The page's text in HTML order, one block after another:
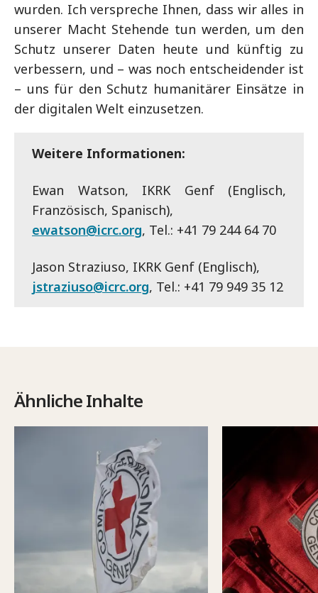
wurden. Ich verspreche Ihnen, dass wir alles in
unserer Macht Stehende tun werden, um den
Schutz unserer Daten heute und künftig zu
verbessern, und – was noch entscheidender ist
– uns für den Schutz humanitärer Einsätze in
der digitalen Welt einzusetzen.
Weitere Informationen:
Ewan Watson, IKRK Genf (Englisch,
Französisch, Spanisch),
ewatson@icrc.org, Tel.: +41 79 244 64 70
Jason Straziuso, IKRK Genf (Englisch),
jstraziuso@icrc.org, Tel.: +41 79 949 35 12
Ähnliche Inhalte